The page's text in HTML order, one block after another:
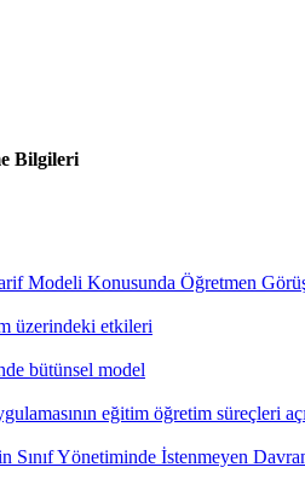
Modeli Konusunda Öğretmen
üzerindeki etkileri
bütünsel model
eğitim öğretim süreçleri
Sınıf Yönetiminde İstenmeyen